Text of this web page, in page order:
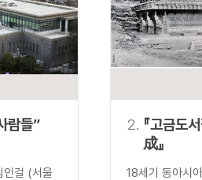
정조 AND 정약용
“정조”와 “정약
색
정조 OR 정약용 “정조” 또는 “정
정조 NOT 정약용
“정조”가 나온
의 연산자를 사용할 수 있습니다.
람들”
인걸 (서울
2. 『고금도
成』
18세기 동아시